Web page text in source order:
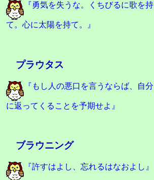
『勇気を失うな。くちびるに歌を持
て。心に太陽を持て。』
プラウタス
『もし人の悪口を言うならば、自分
に返ってくることを予期せよ』
ブラウニング
『許すはよし、忘れるはなおよし』